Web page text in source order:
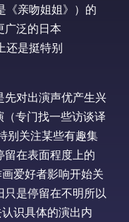
《亲吻姐姐》）的
广泛的日本
还是挺特别
先对出演声优产生兴
专门找一些访谈译
别关注某些有趣集
留在表面程度上的
爱好者影响开始关
是停留在不明所以
识具体的演出内